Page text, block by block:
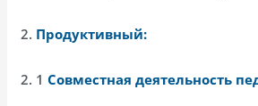
2. Продуктивный:
2. 1Совместная деятельность